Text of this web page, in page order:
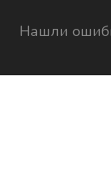
Нашли